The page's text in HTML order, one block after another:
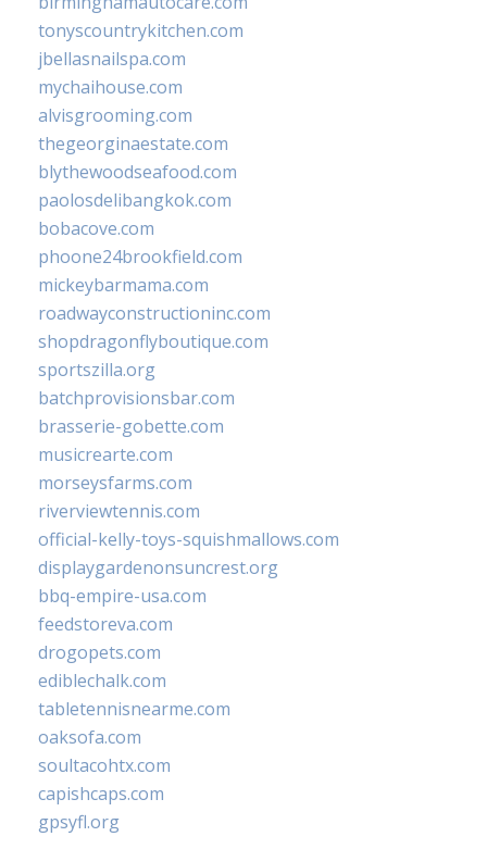
tonyscountrykitchen.com
jbellasnailspa.com
mychaihouse.com
alvisgrooming.com
thegeorginaestate.com
blythewoodseafood.com
paolosdelibangkok.com
bobacove.com
phoone24brookfield.com
mickeybarmama.com
roadwayconstructioninc.com
shopdragonflyboutique.com
sportszilla.org
batchprovisionsbar.com
brasserie-gobette.com
musicrearte.com
morseysfarms.com
riverviewtennis.com
official-kelly-toys-squishmallows.com
displaygardenonsuncrest.org
bbq-empire-usa.com
feedstoreva.com
drogopets.com
ediblechalk.com
tabletennisnearme.com
oaksofa.com
soultacohtx.com
capishcaps.com
gpsyfl.org